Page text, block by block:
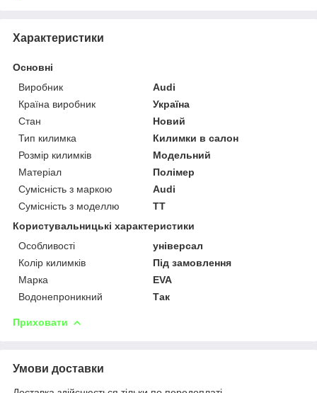
Характеристики
Основні
Виробник
Audi
Країна виробник
Україна
Стан
Новий
Тип килимка
Килимки в салон
Розмір килимків
Модельний
Матеріал
Полімер
Сумісність з маркою
Audi
Сумісність з моделлю
TT
Користувальницькі характеристики
Особливості
універсал
Колір килимків
Під замовлення
Марка
EVA
Водонепроникний
Так
Приховати
Умови доставки